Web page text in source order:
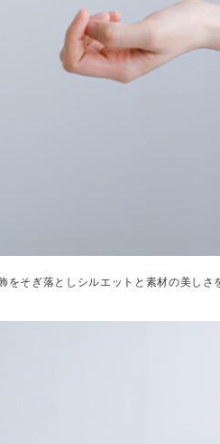
をそぎ落としシルエットと素材の美しさ